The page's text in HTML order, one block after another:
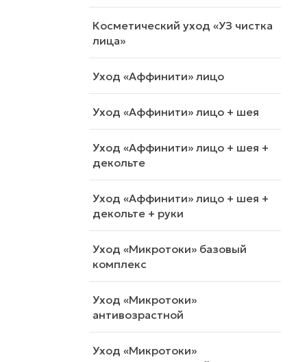
Косметический уход «УЗ чистка
лица»
Уход «Аффинити» лицо
Уход «Аффинити» лицо + шея
Уход «Аффинити» лицо + шея +
декольте
Уход «Аффинити» лицо + шея +
декольте + руки
Уход «Микротоки» базовый
комплекс
Уход «Микротоки»
антивозрастной
Уход «Микротоки»